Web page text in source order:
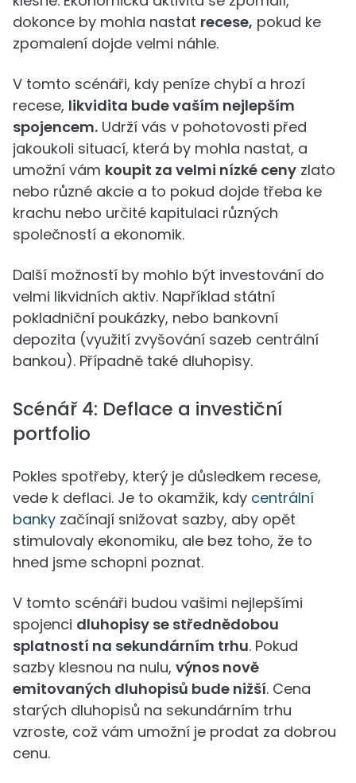
dokonce by mohla nastat recese, pokud ke
zpomalení dojde velmi náhle.
V tomto scénáři, kdy peníze chybí a hrozí
recese, likvidita bude vaším nejlepším
spojencem. Udrží vás v pohotovosti před
jakoukoli situací, která by mohla nastat, a
umožní vám koupit za velmi nízké ceny zlato
nebo různé akcie a to pokud dojde třeba ke
krachu nebo určité kapitulaci různých
společností a ekonomik.
Další možností by mohlo být investování do
velmi likvidních aktiv. Například státní
pokladniční poukázky, nebo bankovní
depozita (využití zvyšování sazeb centrální
bankou). Případně také dluhopisy.
Scénář 4: Deflace a investiční
portfolio
Pokles spotřeby, který je důsledkem recese,
vede k deflaci. Je to okamžik, kdy centrální
banky začínají snižovat sazby, aby opět
stimulovaly ekonomiku, ale bez toho, že to
hned jsme schopni poznat.
V tomto scénáři budou vašimi nejlepšími
spojenci dluhopisy se střednědobou
splatností na sekundárním trhu. Pokud
sazby klesnou na nulu, výnos nově
emitovaných dluhopisů bude nižší. Cena
starých dluhopisů na sekundárním trhu
vzroste, což vám umožní je prodat za dobrou
cenu.